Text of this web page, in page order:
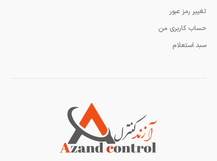
تغییر رمز عبور
حساب کاربری من
سبد استعلام